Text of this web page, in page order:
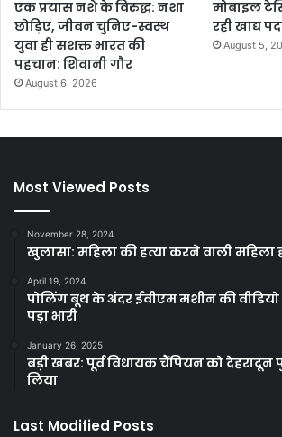
एक प्रयास नशे के विरुद्ध: नशा
छोड़िए, जीवन चुनिए-स्वस्थ
युवा ही सशक्त भारत की
पहचान: शिवानी गौर
August 6, 2026
मोबाइल
रही खाद्य
August 5,
Most Viewed Posts
November 28, 2024
खुलासा: महिला की हत्या करने वाली महिला
April 19, 2024
पोलिंग बूथ के अंदर ईवीएम मशीन की
पड़ा भारी
January 26, 2025
बड़ी खबर: पूर्व विधायक चैंपियन को देहरादून
लिया
Last Modified Posts